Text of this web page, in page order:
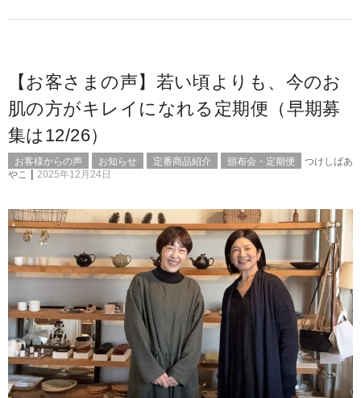
【お客さまの声】若い頃よりも、今のお
肌の方がキレイになれる定期便（早期募
集は12/26）
お客様からの声 お知らせ 定番商品紹介 頒布会・定期便
つけしばあ
やこ | 2025年12月24日